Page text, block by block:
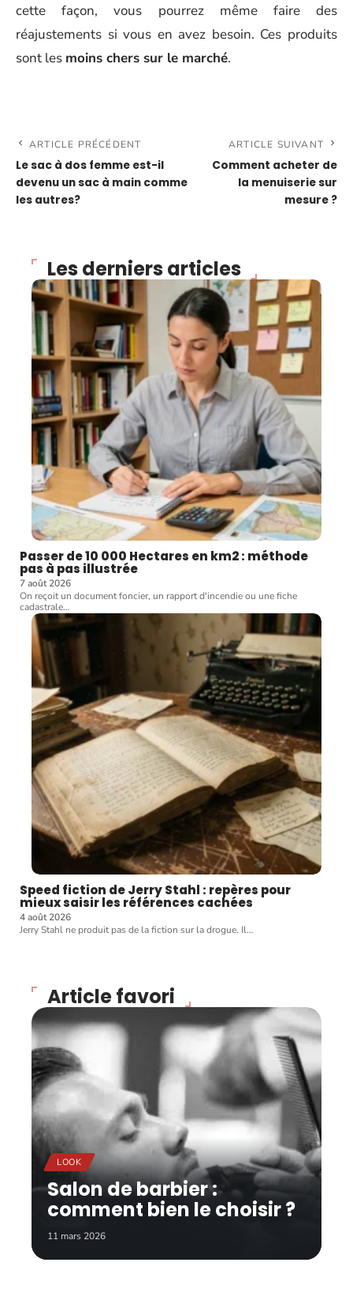
cette façon, vous pourrez même faire des
réajustements si vous en avez besoin. Ces produits
sont les moins chers sur le marché.
ARTICLE PRÉCÉDENT
Le sac à dos femme est-il
devenu un sac à main comme
les autres?
ARTICLE SUIVANT
Comment acheter de
la menuiserie sur
mesure ?
Les derniers articles
Passer de 10 000 Hectares en km2 : méthode
pas à pas illustrée
7 août 2026
On reçoit un document foncier, un rapport d'incendie ou une fiche
cadastrale…
Speed fiction de Jerry Stahl : repères pour
mieux saisir les références cachées
4 août 2026
Jerry Stahl ne produit pas de la fiction sur la drogue. Il…
Article favori
LOOK
Salon de barbier :
comment bien le choisir ?
11 mars 2026